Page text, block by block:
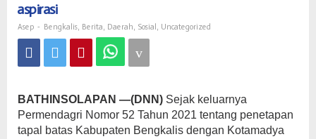
aspirasi
Asep - Bengkalis Berita Daerah Sosial Uncategorized
BATHINSOLAPAN —(DNN) Sejak keluarnya
Permendagri Nomor 52 Tahun 2021 tentang penetapan
tapal batas Kabupaten Bengkalis dengan Kotamadya